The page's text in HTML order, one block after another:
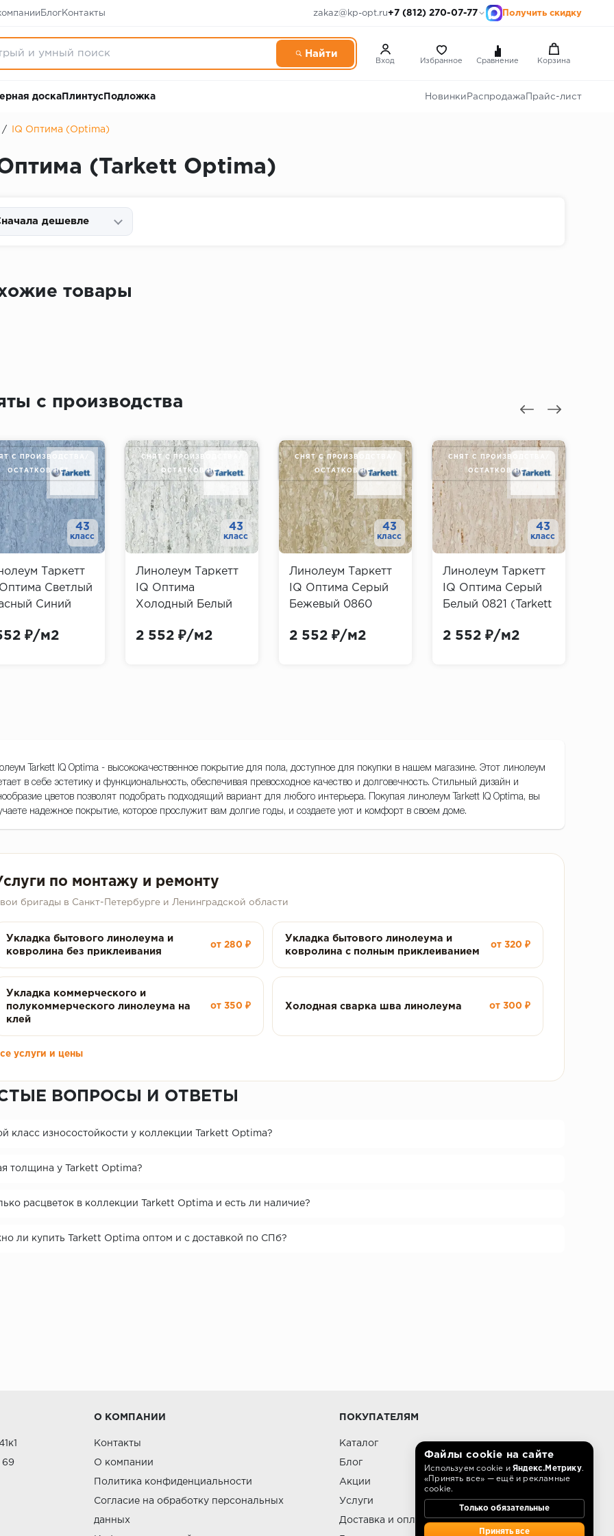
БлогКонтакты zakaz@kp-opt.ru+7 (812) 270-07-77 Получить скидку
Вход Избранное Сравнение Корзина
доска Плинтус Подложка Новинки Распродажа Прайс-лист
/ IQ Оптима (Optima)
(Tarkett Optima)
дешевле
товары
с производства
43
класс
С ПРОИЗВОДСТВА/
ОСТАТКОВ НЕТ
Таркетт
Оптима Светлый
Синий
Light Red
₽/м2
43
класс
СНЯТ С ПРОИЗВОДСТВА/
ОСТАТКОВ НЕТ
Линолеум Таркетт
IQ Оптима
Холодный Белый
Optima Cool White)
2 552 ₽/м2
43
класс
СНЯТ С ПРОИЗВОДСТВА/
ОСТАТКОВ НЕТ
Линолеум Таркетт
IQ Оптима Серый
Бежевый 0860
Grey Beige)
2 552 ₽/м2
43
класс
СНЯТ С ПРОИЗВОДСТВА/
ОСТАТКОВ НЕТ
Линолеум Таркетт
IQ Оптима Серый
Белый 0821 (Tarkett
2 552 ₽/м2
Tarkett IQ Optima - высококачественное покрытие для пола, доступное для покупки в нашем магазине. Этот линолеум
в себе эстетику и функциональность, обеспечивая превосходное качество и долговечность. Стильный дизайн и
цветов позволят подобрать подходящий вариант для любого интерьера. Покупая линолеум Tarkett IQ Optima, вы
надежное покрытие, которое прослужит вам долгие годы, и создаете уют и комфорт в своем доме.
по монтажу и ремонту
бригады в Санкт-Петербурге и Ленинградской области
Укладка бытового линолеума и
ковролина без приклеивания
от 280 ₽
Укладка бытового линолеума и
ковролина с полным приклеиванием
от 320 ₽
Укладка коммерческого и
полукоммерческого линолеума на
клей
от 350 ₽ Холодная сварка шва линолеума от 300 ₽
услуги и цены
ВОПРОСЫ И ОТВЕТЫ
класс износостойкости у коллекции Tarkett Optima?
толщина у Tarkett Optima?
расцветок в коллекции Tarkett Optima и есть ли наличие?
ли купить Tarkett Optima оптом и с доставкой по СПб?
69
О КОМПАНИИ
Контакты
О компании
Политика конфиденциальности
Согласие на обработку персональных
данных
ПОКУПАТЕЛЯМ
Каталог
Блог
Акции
Услуги
Доставка и оплата
Файлы cookie на сайте
Используем cookie и Яндекс.Метрику.
«Принять все» — ещё и рекламные
cookie.
Только обязательные
Принять все